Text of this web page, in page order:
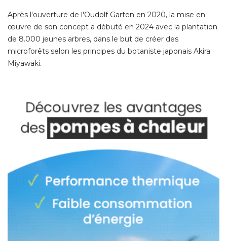
Après l'ouverture de l'Oudolf Garten en 2020, la mise en
œuvre de son concept a débuté en 2024 avec la plantation
de 8.000 jeunes arbres, dans le but de créer des
microforêts selon les principes du botaniste japonais Akira
Miyawaki.